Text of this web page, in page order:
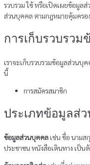
รวบรวม ใช้ หรือเปิดเผยข้อมูล
ส่วนบุคคล ตามกฎหมายคุ้มคร
การเก็บรวบรว
เราจะเก็บรวบรวมข้อมูลส่วนบุ
นี้
การสมัครสมาชิก
ประเภทข้อมูลส่
ข้อมูลส่วนบุคคล เช่น ชื่อ นามส
ประชาชน หนังสือเดินทาง เป็น